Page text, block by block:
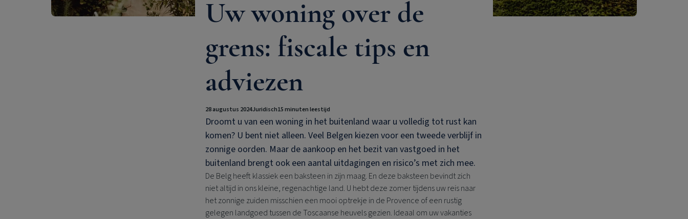
Uw woning over de
grens: fiscale tips en
adviezen
28 augustus 2024Juridisch15 minuten leestijd
Droomt u van een woning in het buitenland waar u volledig tot rust kan
komen? U bent niet alleen. Veel Belgen kiezen voor een tweede verblijf in
zonnige oorden. Maar de aankoop en het bezit van vastgoed in het
buitenland brengt ook een aantal uitdagingen en risico’s met zich mee.
De Belg heeft klassiek een baksteen in zijn maag. En deze baksteen bevindt zich
niet altijd in ons kleine, regenachtige land. U hebt deze zomer tijdens uw reis naar
het zonnige zuiden misschien een mooi optrekje in de Provence of een rustig
gelegen landgoed tussen de Toscaanse heuvels gezien. Ideaal om uw vakanties